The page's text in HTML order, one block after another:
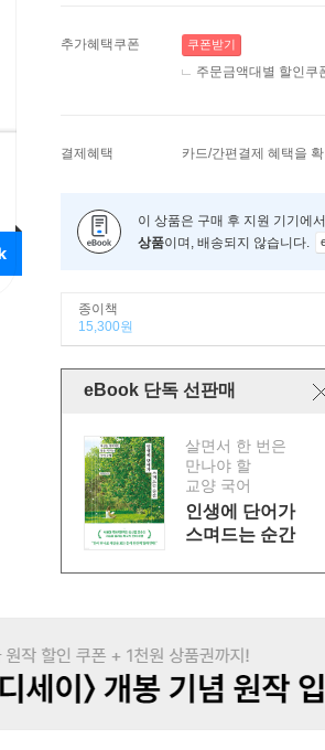
추가혜택쿠폰 쿠폰받기
주문금액대별 할인쿠
결제혜택 카드/간편결제 혜택을
이 상품은 구매 후 지원 기기에서
상품이며, 배송되지 않습니다.
종이책
15,300원
eBook 단독 선판매
살면서 한 번은
만나야 할
교양 국어
인생에 단어가
스며드는 순간